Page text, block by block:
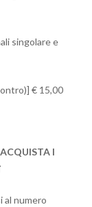
singolare e
€ 15,00
I
al numero